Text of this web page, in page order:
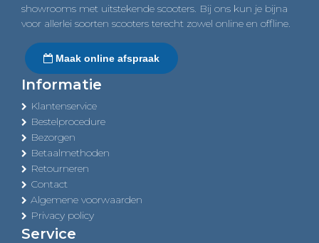
showrooms met uitstekende scooters. Bij ons kun je bijna
voor allerlei soorten scooters terecht zowel online en offline.
Maak online afspraak
Informatie
Klantenservice
Bestelprocedure
Bezorgen
Betaalmethoden
Retourneren
Contact
Algemene voorwaarden
Privacy policy
Service